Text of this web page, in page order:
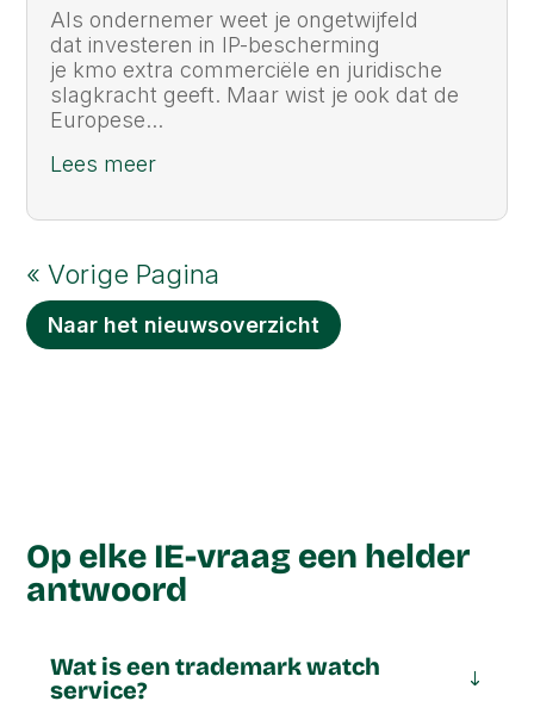
Als ondernemer weet je ongetwijfeld
dat investeren in IP-bescherming
je kmo extra commerciële en juridische
slagkracht geeft. Maar wist je ook dat de
Europese...
Lees meer
« Vorige Pagina
Naar het nieuwsoverzicht
Op elke IE-vraag een helder
antwoord
Wat is een trademark watch
service?